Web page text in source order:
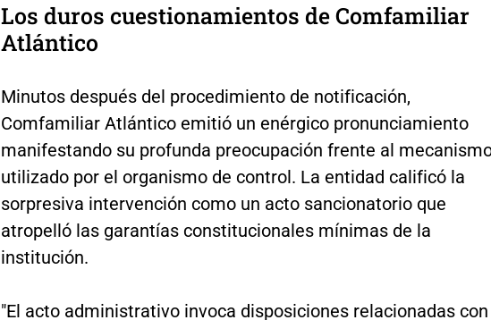
Los duros cuestionamientos de Comfamiliar
Atlántico
Minutos después del procedimiento de notificación,
Comfamiliar Atlántico emitió un enérgico pronunciamiento
manifestando su profunda preocupación frente al
utilizado por el organismo de control. La entidad calificó la
sorpresiva intervención como un acto sancionatorio que
atropelló las garantías constitucionales mínimas de la
institución.
"El acto administrativo invoca disposiciones relacionadas con